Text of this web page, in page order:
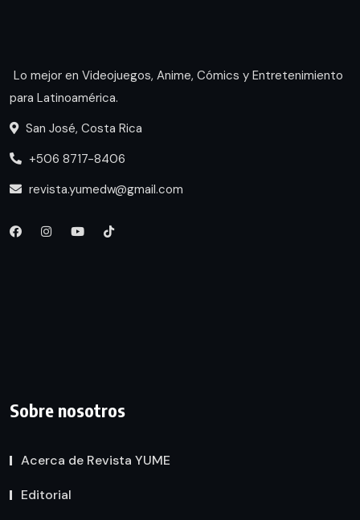
Lo mejor en Videojuegos, Anime, Cómics y Entretenimiento
para Latinoamérica.
San José, Costa Rica
+506 8717-8406
revista.yumedw@gmail.com
Sobre nosotros
Acerca de Revista YUME
Editorial